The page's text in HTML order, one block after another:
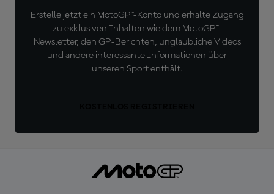
Erstelle jetzt ein MotoGP™-Konto und erhalte Zugang
zu exklusiven Inhalten wie dem MotoGP™-
Newsletter, den GP-Berichten, unglaubliche Videos
und andere interessante Informationen über
unseren Sport enthält.